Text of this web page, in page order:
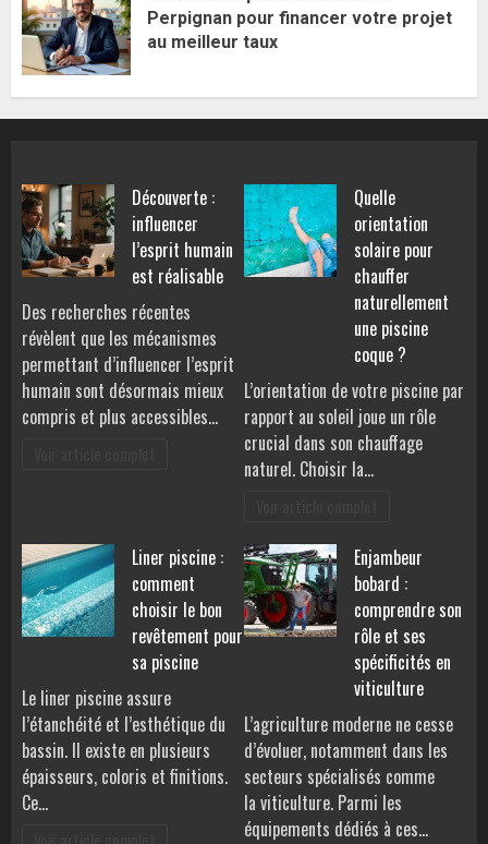
Perpignan pour financer votre projet
au meilleur taux
Découverte :
influencer
l’esprit humain
est réalisable
Des recherches récentes
révèlent que les mécanismes
permettant d’influencer l’esprit
humain sont désormais mieux
compris et plus accessibles…
Quelle
orientation
solaire pour
chauffer
naturellement
une piscine
coque ?
L’orientation de votre piscine par
rapport au soleil joue un rôle
crucial dans son chauffage
naturel. Choisir la…
Liner piscine :
comment
choisir le bon
revêtement pour
sa piscine
Le liner piscine assure
l’étanchéité et l’esthétique du
bassin. Il existe en plusieurs
épaisseurs, coloris et finitions.
Ce…
Enjambeur
bobard :
comprendre son
rôle et ses
spécificités en
viticulture
L’agriculture moderne ne cesse
d’évoluer, notamment dans les
secteurs spécialisés comme
la viticulture. Parmi les
équipements dédiés à ces…